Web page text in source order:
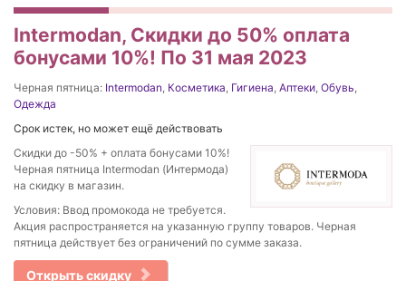
Intermodan, Скидки до 50% оплата
бонусами 10%! По 31 мая 2023
Черная пятница: Intermodan, Косметика, Гигиена, Аптеки, Обувь,
Одежда
Срок истек, но может ещё действовать
Скидки до -50% + оплата бонусами 10%!
Черная пятница Intermodan (Интермода)
на скидку в магазин.
Условия: Ввод промокода не требуется.
Акция распространяется на указанную группу товаров. Черная
пятница действует без ограничений по сумме заказа.
Открыть скидку